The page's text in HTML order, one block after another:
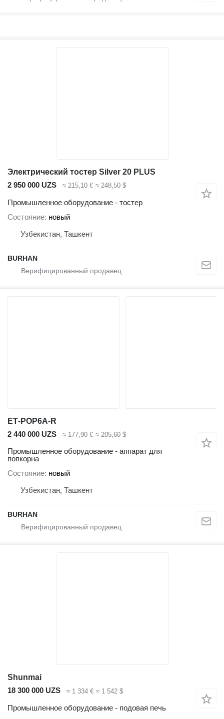
Электрический тостер Silver 20 PLUS
2 950 000 UZS
≈ 215,10 € ≈ 248,50 $
Промышленное оборудование - тостер
Состояние новый
Узбекистан, Ташкент
BURHAN
ЕТ-РОР6A-R
2 440 000 UZS
≈ 177,90 € ≈ 205,60 $
Промышленное оборудование - аппарат для
попкорна
Состояние новый
Узбекистан, Ташкент
BURHAN
Shunmai
18 300 000 UZS
≈ 1 334 € ≈ 1 542 $
Промышленное оборудование - подовая печь